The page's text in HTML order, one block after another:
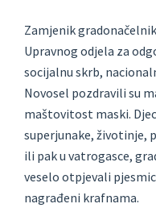
Zamjenik
Upravnog odjela za
socijalnu skrb,
Novosel pozdravili su
maštovitost maski.
superjunake, životinje,
ili pak u vatrogasce,
veselo otpjevali
nagrađeni krafnama.